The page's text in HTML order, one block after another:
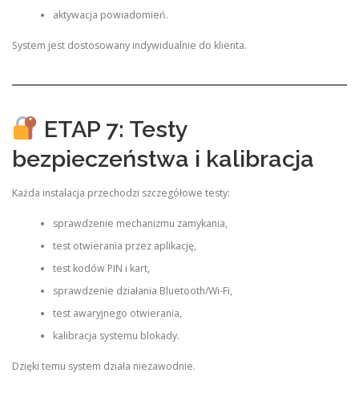
aktywacja powiadomień.
System jest dostosowany indywidualnie do klienta.
ETAP 7: Testy
bezpieczeństwa i kalibracja
Każda instalacja przechodzi szczegółowe testy:
sprawdzenie mechanizmu zamykania,
test otwierania przez aplikację,
test kodów PIN i kart,
sprawdzenie działania Bluetooth/Wi-Fi,
test awaryjnego otwierania,
kalibracja systemu blokady.
Dzięki temu system działa niezawodnie.